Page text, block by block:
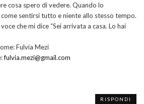
cosa spero di vedere. Quando lo
sentirsi tutto e niente allo stesso tempo.
che mi dice “Sei arrivata a casa. Lo hai
Fulvia Mezi
fulvia.mezi@gmail.com
RISPONDI